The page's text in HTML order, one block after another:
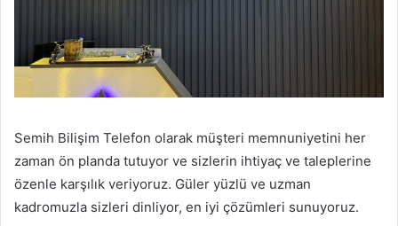
Semih Bilişim Telefon olarak müşteri memnuniyetini her
zaman ön planda tutuyor ve sizlerin ihtiyaç ve taleplerine
özenle karşılık veriyoruz. Güler yüzlü ve uzman
kadromuzla sizleri dinliyor, en iyi çözümleri sunuyoruz.